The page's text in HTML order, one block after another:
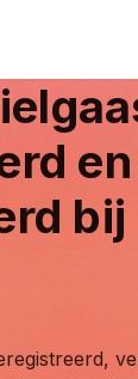
en
bij